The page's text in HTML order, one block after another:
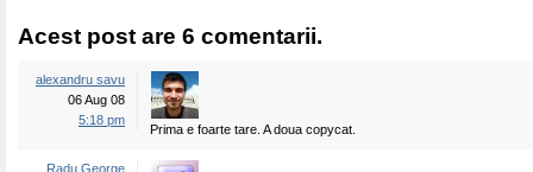
Acest post are 6 comentarii.
alexandru savu
06 Aug 08
5:18 pm
Prima e foarte tare. A doua copycat.
Radu George